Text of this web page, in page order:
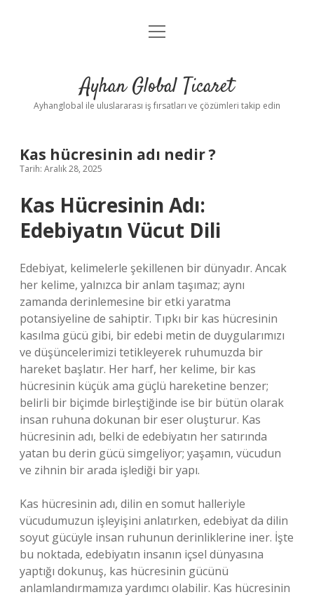
Anasayfa
Yasal Uyarı
menüyü
Ayhan Global Ticaret
Ayhanglobal ile uluslararası iş fırsatları ve çözümleri takip edin
Kas hücresinin adı nedir ?
Tarih: Aralık 28, 2025
Kas Hücresinin Adı:
Edebiyatın Vücut Dili
Edebiyat, kelimelerle şekillenen bir dünyadır. Ancak
her kelime, yalnızca bir anlam taşımaz; aynı
zamanda derinlemesine bir etki yaratma
potansiyeline de sahiptir. Tıpkı bir kas hücresinin
kasılma gücü gibi, bir edebi metin de duygularımızı
ve düşüncelerimizi tetikleyerek ruhumuzda bir
hareket başlatır. Her harf, her kelime, bir kas
hücresinin küçük ama güçlü hareketine benzer;
belirli bir biçimde birleştiğinde ise bir bütün olarak
insan ruhuna dokunan bir eser oluşturur. Kas
hücresinin adı, belki de edebiyatın her satırında
yatan bu derin gücü simgeliyor; yaşamın, vücudun
ve zihnin bir arada işlediği bir yapı.
Kas hücresinin adı, dilin en somut halleriyle
vücudumuzun işleyişini anlatırken, edebiyat da dilin
soyut gücüyle insan ruhunun derinliklerine iner. İşte
bu noktada, edebiyatın insanın içsel dünyasına
yaptığı dokunuş, kas hücresinin gücünü
anlamlandırmamıza yardımcı olabilir. Kas hücresinin